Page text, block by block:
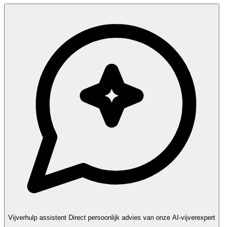
Vijverhulp assistent Direct persoonlijk advies van onze AI-vijverexpert